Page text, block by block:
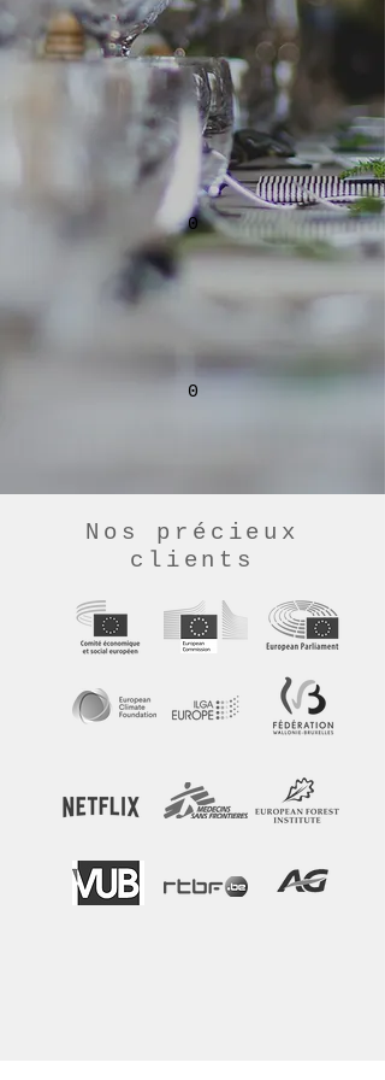
0
0
Nos précieux
clients